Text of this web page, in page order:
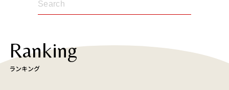
Ranking
ランキング